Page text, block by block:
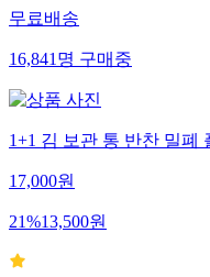
무료배송
16,841명구매중
1+1 김 보관 통 반찬 밀폐
17,000원
21%13,500원